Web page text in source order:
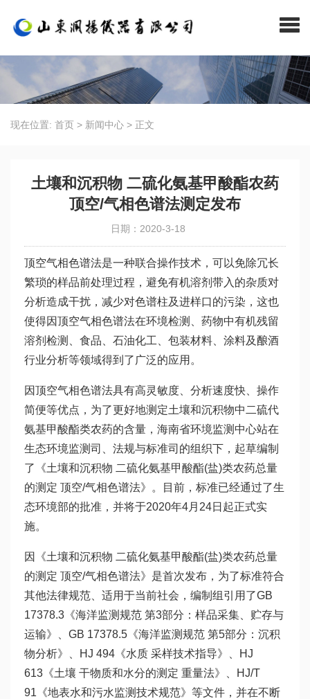
现在位置: 首页 > 新闻中心 > 正文
土壤和沉积物 二硫化氨基甲酸酯农药
顶空/气相色谱法测定发布
日期：2020-3-18
顶空气相色谱法是一种联合操作技术，可以免除冗长
繁琐的样品前处理过程，避免有机溶剂带入的杂质对
分析造成干扰，减少对色谱柱及进样口的污染，这也
使得因顶空气相色谱法在环境检测、药物中有机残留
溶剂检测、食品、石油化工、包装材料、涂料及酿酒
行业分析等领域得到了广泛的应用。
因顶空气相色谱法具有高灵敏度、分析速度快、操作
简便等优点，为了更好地测定土壤和沉积物中二硫代
氨基甲酸酯类农药的含量，海南省环境监测中心站在
生态环境监测司、法规与标准司的组织下，起草编制
了《土壤和沉积物 二硫化氨基甲酸酯(盐)类农药总量
的测定 顶空/气相色谱法》。目前，标准已经通过了生
态环境部的批准，并将于2020年4月24日起正式实
施。
因《土壤和沉积物 二硫化氨基甲酸酯(盐)类农药总量
的测定 顶空/气相色谱法》是首次发布，为了标准符合
其他法律规范、适用于当前社会，编制组引用了GB
17378.3《海洋监测规范 第3部分：样品采集、贮存与
运输》、GB 17378.5《海洋监测规范 第5部分：沉积
物分析》、HJ 494《水质 采样技术指导》、HJ
613《土壤 干物质和水分的测定 重量法》、HJ/T
91《地表水和污水监测技术规范》等文件，并在不断